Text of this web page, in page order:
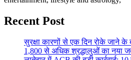
Recent Post
सुरक्षा कारणों से एक दिन रोके जाने के
1,800 से अधिक श्रद्धालुओं का नया